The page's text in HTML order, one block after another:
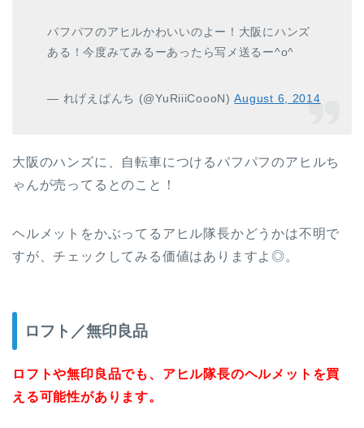
パフパフのアヒルかわいいのよー！大阪にハンズ
ある！今度みてみるーあったら写メ送るー^o^
— れげえぱんち (@YuRiiiCoooN)August 6, 2014
大阪のハンズに、自転車につけるパフパフのアヒルち
ゃんが売ってるとのこと！
ヘルメットをかぶってるアヒル隊長かどうかは不明で
すが、チェックしてみる価値はありますよ◎。
ロフト／無印良品
ロフトや無印良品でも、アヒル隊長のヘルメットを買
える可能性があります。